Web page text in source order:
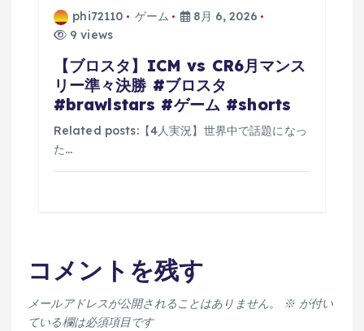
phi72110 ゲーム
8月 6, 2026
9 views
【ブロスタ】ICM vs CR6月マンス
リー準々決勝 #ブロスタ
#brawlstars #ゲーム #shorts
Related posts:【4人実況】世界中で話題になっ
た…
コメントを残す
メールアドレスが公開されることはありません。 ※が付い
ている欄は必須項目です